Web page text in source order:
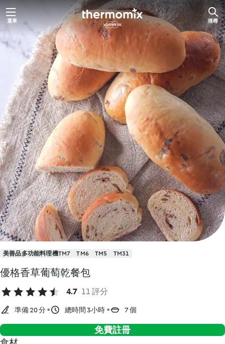
跳
至
要
選單 搜尋
美善品多功能料理機TM7 TM6 TM5 TM31
優格香草葡萄乾餐包
4.7 11 評分
準備 20 分 總時間 3小時 7 個
免費註冊